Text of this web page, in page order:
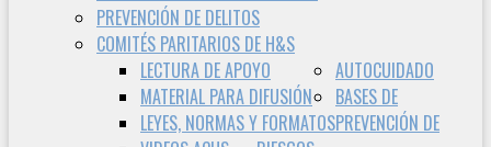
PREVENCIÓN DE DELITOS
COMITÉS PARITARIOS DE H&S
LECTURA DE APOYO
MATERIAL PARA DIFUSIÓN
LEYES, NORMAS Y FORMATOS
AUTOCUIDADO
BASES DE
PREVENCIÓN DE